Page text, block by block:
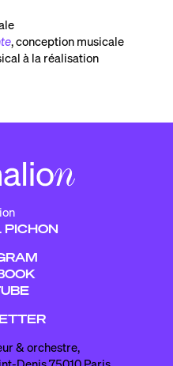
,conception musicale
à la réalisation
& orchestre,